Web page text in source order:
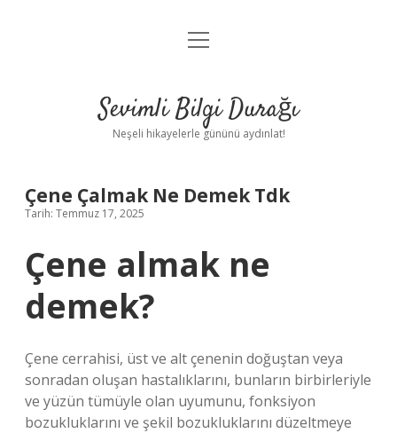
Anasayfa
Yasal Uyarı
menüyü
Sevimli Bilgi Durağı
Neşeli hikayelerle gününü aydınlat!
Çene Çalmak Ne Demek Tdk
Tarih: Temmuz 17, 2025
Çene almak ne
demek?
Çene cerrahisi, üst ve alt çenenin doğuştan veya
sonradan oluşan hastalıklarını, bunların birbirleriyle
ve yüzün tümüyle olan uyumunu, fonksiyon
bozukluklarını ve şekil bozukluklarını düzeltmeye